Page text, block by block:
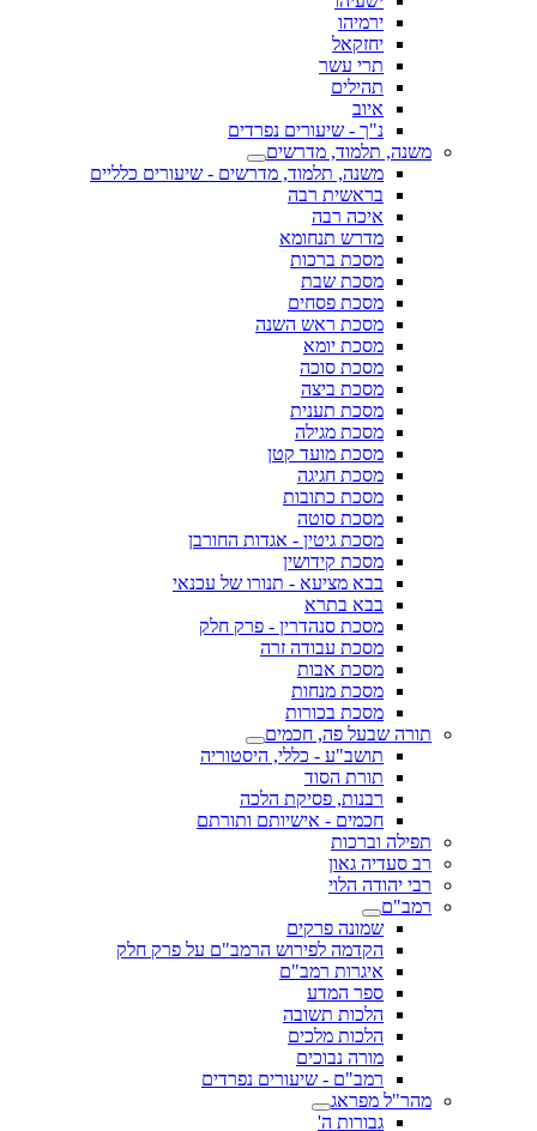
ירמיהו
יחזקאל
תרי עשר
תהילים
איוב
נ"ך - שיעורים נפרדים
משנה, תלמוד, מדרשים
משנה, תלמוד, מדרשים - שיעורים כלליים
בראשית רבה
איכה רבה
מדרש תנחומא
מסכת ברכות
מסכת שבת
מסכת פסחים
מסכת ראש השנה
מסכת יומא
מסכת סוכה
מסכת ביצה
מסכת תענית
מסכת מגילה
מסכת מועד קטן
מסכת חגיגה
מסכת כתובות
מסכת סוטה
מסכת גיטין - אגדות החורבן
מסכת קידושין
בבא מציעא - תנורו של עכנאי
בבא בתרא
מסכת סנהדרין - פרק חלק
מסכת עבודה זרה
מסכת אבות
מסכת מנחות
מסכת בכורות
תורה שבעל פה, חכמים
תושב"ע - כללי, היסטוריה
תורת הסוד
רבנות, פסיקת הלכה
חכמים - אישיותם ותורתם
תפילה וברכות
רב סעדיה גאון
רבי יהודה הלוי
רמב"ם
שמונה פרקים
הקדמה לפירוש הרמב"ם על פרק חלק
איגרות רמב"ם
ספר המדע
הלכות תשובה
הלכות מלכים
מורה נבוכים
רמב"ם - שיעורים נפרדים
מהר"ל מפראג
גבורות ה'